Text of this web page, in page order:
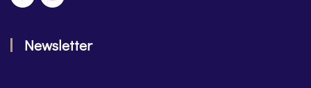
Newsletter